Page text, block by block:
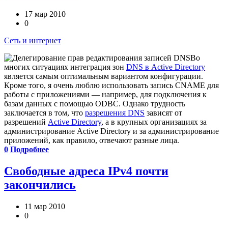
17 мар 2010
0
Сеть и интернет
Во
многих ситуациях интеграция зон DNS в Active Directory
является самым оптимальным вариантом конфигурации.
Кроме того, я очень люблю использовать запись CNAME для
работы с приложениями — например, для подключения к
базам данных с помощью ODBC. Однако трудность
заключается в том, что разрешения DNS зависят от
разрешений Active Directory, а в крупных организациях за
администрирование Active Directory и за администрирование
приложений, как правило, отвечают разные лица.
0 Подробнее
Свободные адреса IPv4 почти
закончились
11 мар 2010
0